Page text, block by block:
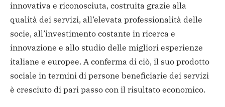
innovativa e riconosciuta, costruita grazie alla
qualità dei servizi, all’elevata professionalità delle
socie, all’investimento costante in ricerca e
innovazione e allo studio delle migliori esperienze
italiane e europee. A conferma di ciò, il suo prodotto
sociale in termini di persone beneficiarie dei servizi
è cresciuto di pari passo con il risultato economico.